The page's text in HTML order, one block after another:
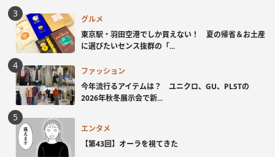
グルメ
東京駅・羽田空港でしか買えない！ 夏の帰省＆お土産
に選びたいセンス抜群の「...
ファッション
今年流行るアイテムは？ ユニクロ、GU、PLSTの
2026年秋冬展示会で新...
エンタメ
【第43回】オーラを視てきた